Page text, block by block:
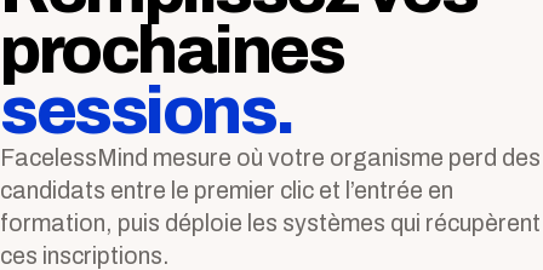
prochaines
sessions.
FacelessMind mesure où votre organisme perd des
candidats entre le premier clic et l’entrée en
formation, puis déploie les systèmes qui récupèrent
ces inscriptions.